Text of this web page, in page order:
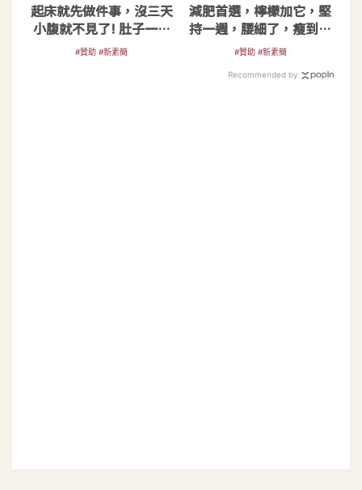
起床就先做件事，沒三天
小腹就不見了! 肚子一天
天變小！
#贊助 #新素簡
減肥首選，檸檬加它，堅
持一週，腰細了，瘦到你
懷疑人生
#贊助 #新素簡
Recommended by